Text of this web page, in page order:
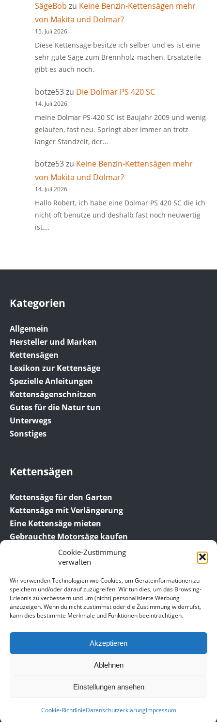
Cookie-Zustimmung
verwalten
Wir verwenden Technologien wie Cookies, um Geräteinformationen zu
speichern und/oder darauf zuzugreifen. Wir tun dies, um das Browsing-
Erlebnis zu verbessern und um (nicht) personalisierte Werbung
anzuzeigen. Wenn du nicht zustimmst oder die Zustimmung widerrufst,
kann dies bestimmte Merkmale und Funktionen beeinträchtigen.
Akzeptieren
Ablehnen
Einstellungen ansehen
Cookie-RichtlinieDatenschutz­erklärungImpressum
SägeBob zu Keine Benzin-Kettensägen mehr
von Makita und Dolmar?
15. Juli 2026
Diese Kettensäge besitze ich selber und es ist eine
sehr gute Säge zum Brennholz-machen. Ersatzteile
gibt es auch noch.
botze53zu Die Dolmar PS 420 SC
14. Juli 2026
meine Dolmar PS-420 SC ist Baujahr 2009 und wenig
gelaufen, fast neu. Springt aber immer an trotz
langer Standzeit, der…
botze53zu Keine Benzin-Kettensägen mehr
von Makita und Dolmar?
14. Juli 2026
Hallo Robert, ich habe eine Dolmar PS 420 SC die ich
nicht oft benütze und deshalb fast noch neuwertig
ist,…
Kategorien
Allgemein
Hersteller und Marken
Kettensägen
Lexikon zur Kettensäge
Spezielle Anleitungen
Kettensägenschnitzen
Gutes für die Natur tun
Unterwegs
Sonstiges
Kettensägen
Kettensäge für den Garten
Kettensäge mit Verlängerung
Eine Kettensäge mieten
Gebrauchte Motorsäge kaufen
© 2016-2026 SägeBob.de der Ratgeber für die